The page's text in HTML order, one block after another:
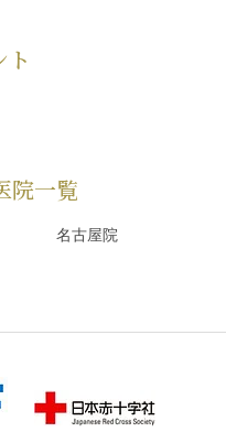
院一覧
名古屋院